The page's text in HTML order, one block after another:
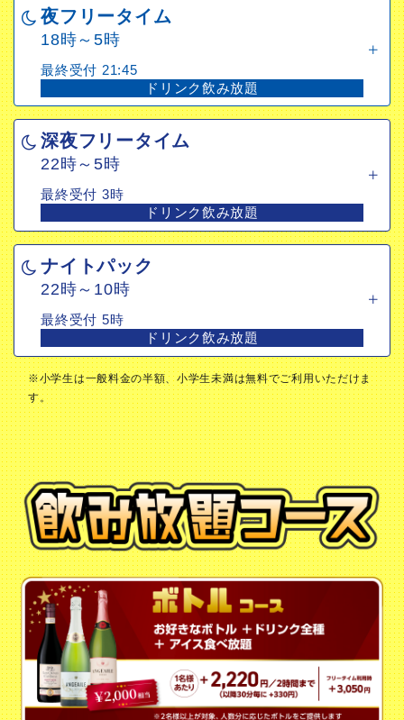
最終受付 21:45
ドリンク飲み放題
深夜フリータイム
22時～5時
最終受付 3時
ナイトパック
22時～10時
最終受付 5時
夜フリータイム
18時～5時
最終受付 21:45
ドリンク飲み放題
深夜フリータイム
22時～5時
最終受付 3時
ドリンク飲み放題
ナイトパック
22時～10時
最終受付 5時
ドリンク飲み放題
※小学生は一般料金の半額、小学生未満は無料でご利用いただけま
す。